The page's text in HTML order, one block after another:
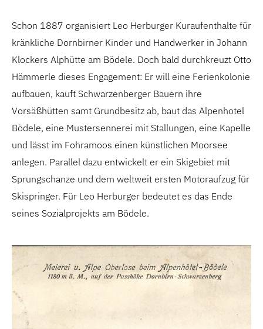
Schon 1887 organisiert Leo Herburger Kuraufenthalte für
kränkliche Dornbirner Kinder und Handwerker in Johann
Klockers Alphütte am Bödele. Doch bald durchkreuzt Otto
Hämmerle dieses Engagement: Er will eine Ferienkolonie
aufbauen, kauft Schwarzenberger Bauern ihre
Vorsäßhütten samt Grundbesitz ab, baut das Alpenhotel
Bödele, eine Mustersennerei mit Stallungen, eine Kapelle
und lässt im Fohramoos einen künstlichen Moorsee
anlegen. Parallel dazu entwickelt er ein Skigebiet mit
Sprungschanze und dem weltweit ersten Motoraufzug für
Skispringer. Für Leo Herburger bedeutet es das Ende
seines Sozialprojekts am Bödele.